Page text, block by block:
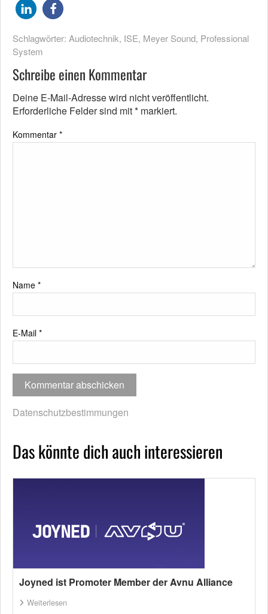
Schlagwörter: Audiotechnik, ISE, Meyer Sound, Professional
System
Schreibe einen Kommentar
Deine E-Mail-Adresse wird nicht veröffentlicht.
Erforderliche Felder sind mit* markiert.
Kommentar *
Name *
E-Mail *
Datenschutzbestimmungen
Das könnte dich auch interessieren
Joyned ist Promoter Member der Avnu Alliance
Weiterlesen